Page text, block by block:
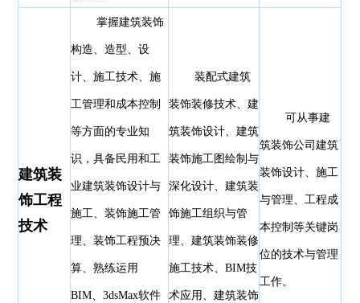
建筑装
饰工程
技术
掌握建筑装饰
构造、造型、设
计、施工技术、施
工管理和成本控制
等方面的专业知
识，具备民用和工
业建筑装饰设计与
施工、装饰施工管
理、装饰工程预决
算、熟练运用
BIM、3dsMax软件
装配式建筑
装饰装修技术、建
筑装饰设计、建筑
装饰施工图绘制与
深化设计、建筑装
饰施工组织与管
理、建筑装饰装修
施工技术、BIM技
术应用、建筑装饰
可从事建
筑装饰公司建筑
装饰设计、施工
与管理、工程成
本控制等关键岗
位的技术与管理
工作。